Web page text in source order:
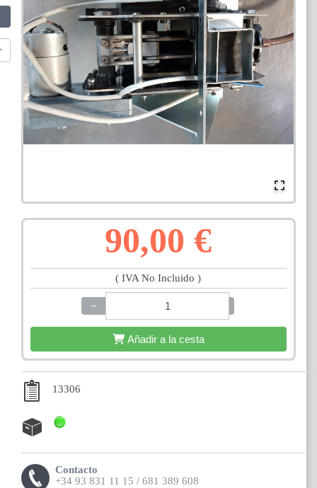
90,00 €
( IVA No Incluido )
−
Añadir a la cesta
13306
Contacto
+34 93 831 11 15 / 681 389 608